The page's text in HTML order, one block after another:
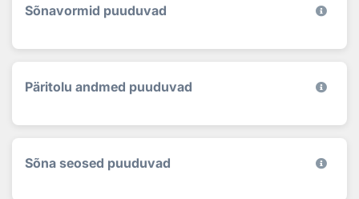
Sõnavormid puuduvad
Päritolu andmed puuduvad
Sõna seosed puuduvad